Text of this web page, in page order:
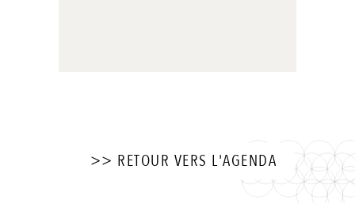
>> RETOUR VERS L'AGENDA